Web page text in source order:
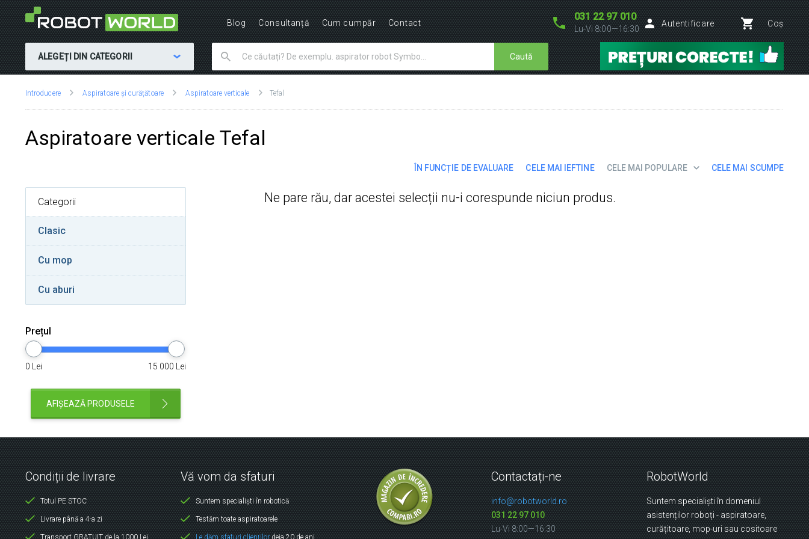
031 22 97 010
Lu-Vi 8:00—16:30
Autentificare Coș
ALEGEȚI DIN CATEGORII Caută
Vă
Introducere Aspiratoare și curățătoare Aspiratoare verticale Tefal
Aspiratoare verticale Tefal
ÎN FUNCȚIE DE EVALUARE CELE MAI IEFTINE CELE MAI POPULARE CELE MAI SCUMPE
Ne pare rău, dar acestei selecții nu-i corespunde niciun produs.
Categorii
Clasic
Cu mop
Cu aburi
Prețul
0 Lei 15 000 Lei
AFIȘEAZĂ PRODUSELE
Blog Consultanță Cum cumpăr Contact
Condiții de livrare
Totul PE STOC
Livrare până a 4-a zi
Transport GRATUIT de la 1000 Lei
Vă vom da sfaturi
Suntem specialiști în robotică
Testăm toate aspiratoarele
Le dăm sfaturi cliențilordeja 20 de ani
Contactați-ne
info@robotworld.ro
031 22 97 010
Lu-Vi 8:00—16:30
RobotWorld
Suntem specialiști în domeniul
asistenților roboți - aspiratoare,
curățitoare, mop-uri sau cositoare